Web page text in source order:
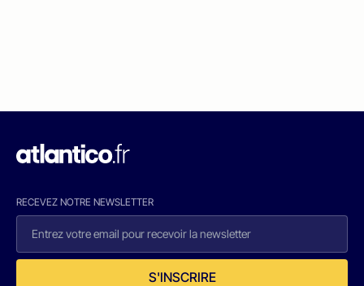
RECEVEZ NOTRE NEWSLETTER
S'INSCRIRE